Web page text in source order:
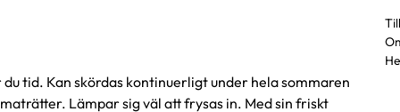
tid. Kan skördas kontinuerligt under hela sommaren
Lämpar sig väl att frysas in. Med sin friskt